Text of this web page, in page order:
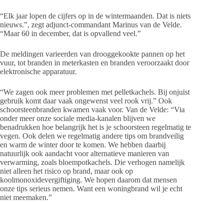
“Elk jaar lopen de cijfers op in de wintermaanden. Dat is niets
nieuws.”, zegt adjunct-commandant Marinus van de Velde.
“Maar 60 in december, dat is opvallend veel.”
De meldingen varieerden van drooggekookte pannen op het
vuur, tot branden in meterkasten en branden veroorzaakt door
elektronische apparatuur.
“We zagen ook meer problemen met pelletkachels. Bij onjuist
gebruik komt daar vaak ongewenst veel rook vrij.” Ook
schoorsteenbranden kwamen vaak voor. Van de Velde: “Via
onder meer onze sociale media-kanalen blijven we
benadrukken hoe belangrijk het is je schoorsteen regelmatig te
vegen. Ook delen we regelmatig andere tips om brandveilig
en warm de winter door te komen. We hebben daarbij
natuurlijk ook aandacht voor alternatieve manieren van
verwarming, zoals bloempotkachels. Die verhogen namelijk
niet alleen het risico op brand, maar ook op
koolmonoxidevergiftiging. We hopen daarom dat mensen
onze tips serieus nemen. Want een woningbrand wil je echt
niet meemaken.”